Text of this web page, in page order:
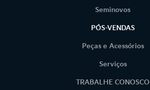
Seminovos
PÓS-VENDAS
Peças e Acessórios
Serviços
TRABALHE CONOSCO